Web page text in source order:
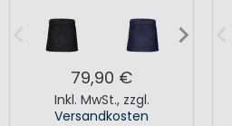
79,90 €
Inkl. MwSt., zzgl.
Versandkosten